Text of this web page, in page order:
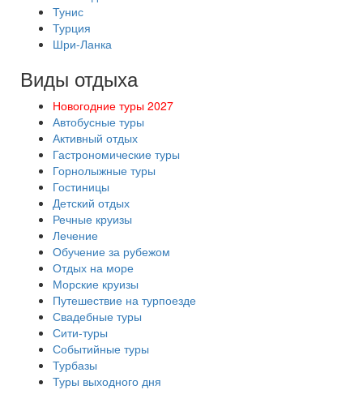
Тунис
Турция
Шри-Ланка
Виды отдыха
Новогодние туры 2027
Автобусные туры
Активный отдых
Гастрономические туры
Горнолыжные туры
Гостиницы
Детский отдых
Речные круизы
Лечение
Обучение за рубежом
Отдых на море
Морские круизы
Путешествие на турпоезде
Свадебные туры
Сити-туры
Событийные туры
Турбазы
Туры выходного дня